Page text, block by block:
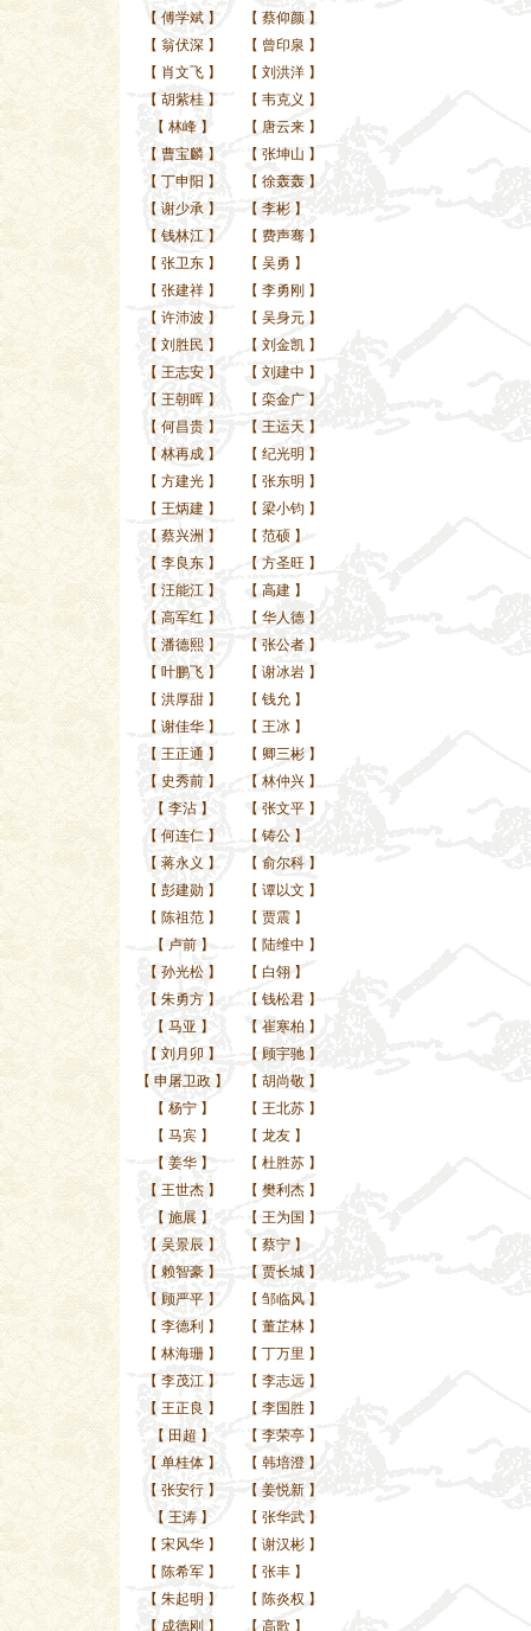
【 傅学斌】 【 蔡仰颜 】
【 翁伏深】 【 曾印泉 】
【 肖文飞】 【 刘洪洋 】
【 胡紫桂】 【 韦克义 】
【 林峰】 【 唐云来 】
【 曹宝麟】 【 张坤山 】
【 丁申阳 】 【 徐轰轰 】
【 谢少承】 【 李彬 】
【 钱林江】 【 费声骞 】
【 张卫东】 【 吴勇 】
【 张建祥】 【 李勇刚 】
【 许沛波】 【 吴身元 】
【 刘胜民 】 【 刘金凯 】
【 王志安】 【 刘建中 】
【 王朝晖】 【 栾金广 】
【 何昌贵】 【 王运天 】
【 林再成】 【 纪光明 】
【 方建光】 【 张东明 】
【 王炳建】 【 梁小钧 】
【 蔡兴洲 】 【 范硕 】
【 李良东】 【 方圣旺 】
【 汪能江】 【 高建 】
【 高军红 】 【 华人德 】
【 潘德熙】 【 张公者 】
【 叶鹏飞】 【 谢冰岩 】
【 洪厚甜】 【 钱允 】
【 谢佳华】 【 王冰 】
【 王正通 】 【 卿三彬 】
【 史秀前】 【 林仲兴 】
【 李沾】 【 张文平 】
【 何连仁】 【 铸公 】
【 蒋永义 】 【 俞尔科 】
【 彭建勋】 【 谭以文 】
【 陈祖范】 【 贾震 】
【 卢前】 【 陆维中 】
【 孙光松】 【 白翎 】
【 朱勇方】 【 钱松君 】
【 马亚 】 【 崔寒柏 】
【 刘月卯 】 【 顾宇驰 】
【 申屠卫政】 【 胡尚敬 】
【 杨宁】 【 王北苏 】
【 马宾】 【 龙友 】
【 姜华】 【 杜胜苏 】
【 王世杰】 【 樊利杰 】
【 施展 】 【 王为国 】
【 吴景辰 】 【 蔡宁 】
【 赖智豪】 【 贾长城 】
【 顾严平】 【 邹临风 】
【 李德利 】 【 董芷林 】
【 林海珊】 【 丁万里 】
【 李茂江】 【 李志远 】
【 王正良 】 【 李国胜 】
【 田超 】 【 李荣亭 】
【 单桂体】 【 韩培澄 】
【 张安行】 【 姜悦新 】
【 王涛】 【 张华武 】
【 宋风华】 【 谢汉彬 】
【 陈希军】 【 张丰 】
【 朱起明 】 【 陈炎权 】
【 成德刚 】 【 高歌 】